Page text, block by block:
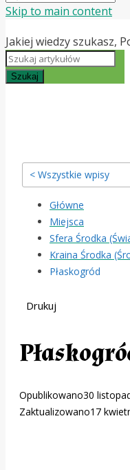
Skip to main content
Jakiej wiedzy szukasz,
Szukaj
< Wszystkie wpisy
Główne
Miejsca
Sfera Środka
Kraina Środka
Płaskogród
Drukuj
Opublikowano30
Zaktualizowano17